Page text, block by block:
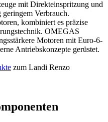
mit Direkteinspritzung und
Verbrauch.
kombiniert es präzise
OMEGAS
Motoren mit Euro-6-
Antriebskonzepte gerüstet.
zum Landi Renzo